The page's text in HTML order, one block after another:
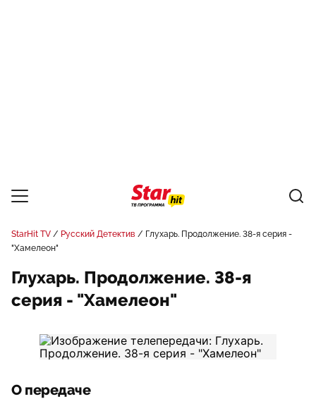
StarHit TV Русский Детектив
Глухарь. Продолжение. 38-я серия -
"Хамелеон"
Глухарь. Продолжение. 38-я
серия - "Хамелеон"
О передаче